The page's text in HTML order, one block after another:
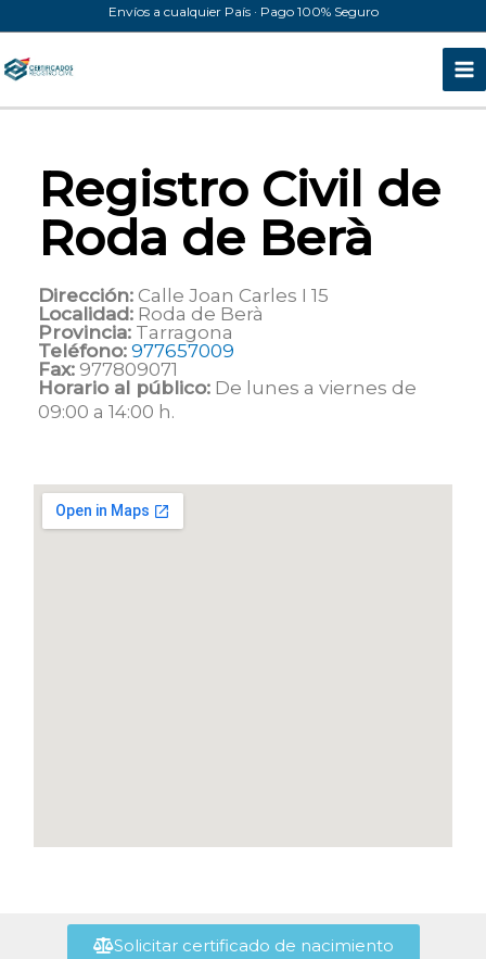
al
contenido
Envíos a cualquier País · Pago 100% Seguro
Registro Civil de
Roda de Berà
Dirección: Calle Joan Carles I 15
Localidad: Roda de Berà
Provincia: Tarragona
Teléfono: 977657009
Fax: 977809071
Horario al público: De lunes a viernes de
09:00 a 14:00 h.
Solicitar certificado de nacimiento